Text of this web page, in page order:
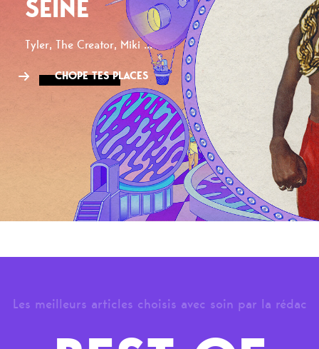
SEINE
Tyler, The Creator, Miki ...
CHOPE TES PLACES
Les meilleurs articles choisis avec soin par la rédac